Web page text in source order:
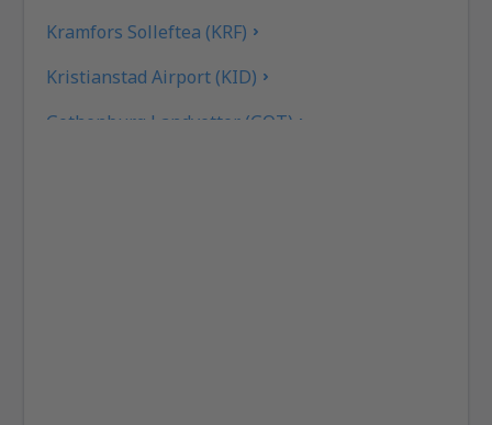
Kramfors Solleftea (KRF)
Kristianstad Airport (KID)
Gothenburg Landvetter (GOT)